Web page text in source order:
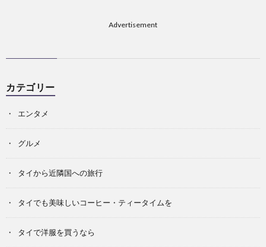
Advertisement
カテゴリー
エンタメ
グルメ
タイから近隣国への旅行
タイでも美味しいコーヒー・ティータイムを
タイで洋服を買うなら